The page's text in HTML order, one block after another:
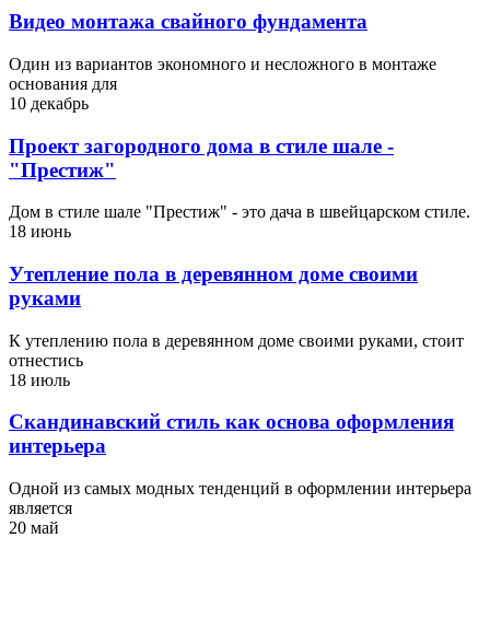
Видео монтажа свайного фундамента
Один из вариантов экономного и несложного в монтаже
основания для
10 декабрь
Проект загородного дома в стиле шале -
"Престиж"
Дом в стиле шале "Престиж" - это дача в швейцарском стиле.
18 июнь
Утепление пола в деревянном доме своими
руками
К утеплению пола в деревянном доме своими руками, стоит
отнестись
18 июль
Скандинавский стиль как основа оформления
интерьера
Одной из самых модных тенденций в оформлении интерьера
является
20 май